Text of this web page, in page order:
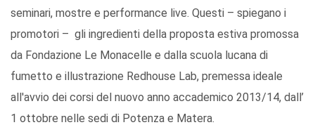
seminari, mostre e performance live. Questi – spiegano i
promotori – gli ingredienti della proposta estiva promossa
da Fondazione Le Monacelle e dalla scuola lucana di
fumetto e illustrazione Redhouse Lab, premessa ideale
all'avvio dei corsi del nuovo anno accademico 2013/14, dall’
1 ottobre nelle sedi di Potenza e Matera.